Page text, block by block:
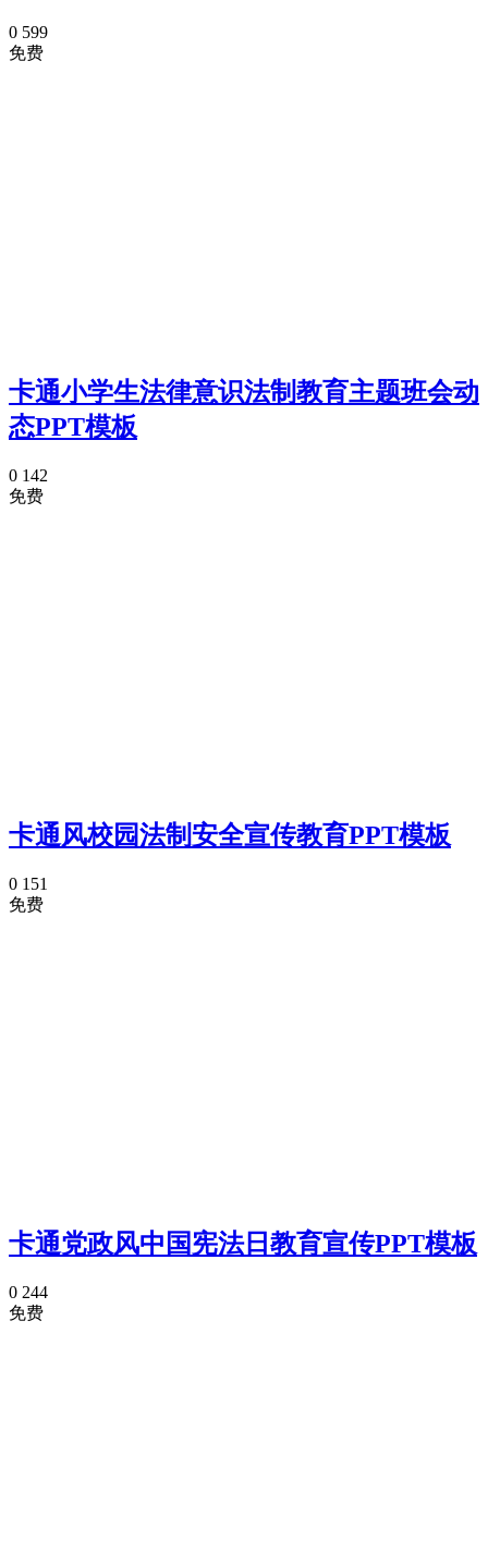
0 599
免费
卡通小学生法律意识法制教育主题班会动
态PPT模板
0 142
免费
卡通风校园法制安全宣传教育PPT模板
0 151
免费
卡通党政风中国宪法日教育宣传PPT模板
0 244
免费